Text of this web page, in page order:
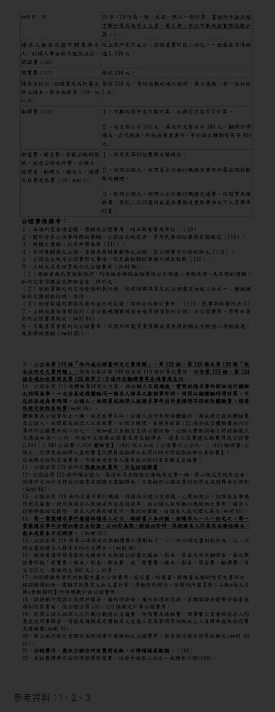
參考資料：1 、 2 、 3